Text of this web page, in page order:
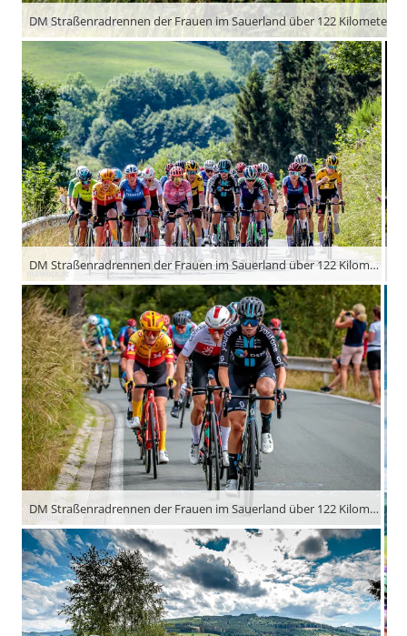
DM Straßenradrennen der Frauen im Sauerland über 122 Kilometer
DM Straßenradrennen der Frauen im Sauerland über 122 Kilometer und mehr als 3.000 Höhenmeter
DM Straßenradrennen der Frauen im Sauerland über 122 Kilometer und mehr als 3.000 Höhenmeter